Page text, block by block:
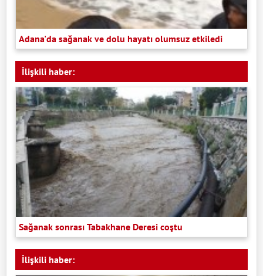
Adana'da sağanak ve dolu hayatı olumsuz etkiledi
İlişkili haber:
Sağanak sonrası Tabakhane Deresi coştu
İlişkili haber: